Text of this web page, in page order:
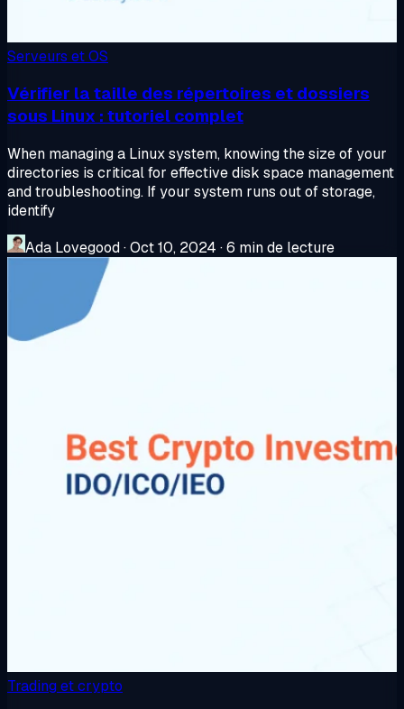
Serveurs et OS
Vérifier la taille des répertoires et dossiers
sous Linux : tutoriel complet
When managing a Linux system, knowing the size of your
directories is critical for effective disk space management
and troubleshooting. If your system runs out of storage,
identify
Ada Lovegood·Oct 10, 2024 ·6 min de lecture
Trading et crypto